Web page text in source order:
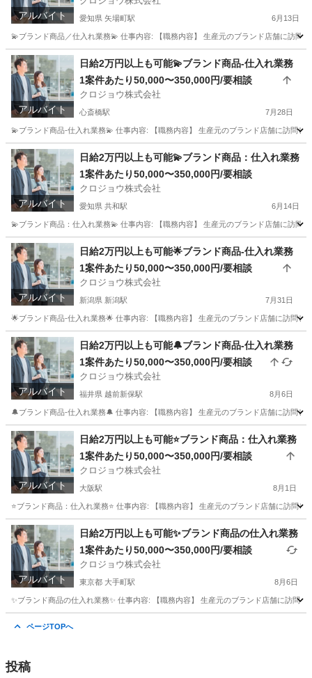
アルバイト 愛知県 矢場町駅 6月13日
💫ブランド商品／仕入れ業務💫 仕事内容: 【職務内容】 生産元のブランド店舗に訪
愛知 名古屋市 矢場町駅 その他 仕入れ
アルバイト
日給2万円以上も可能💫ブランド商品-仕入れ業務
1案件あたり50,000〜350,000円/要相談
クロジョウ株式会社
心斎橋駅 7月28日
💫ブランド商品-仕入れ業務💫 仕事内容: 【職務内容】 生産元のブランド店舗に訪問
大阪 大阪市 心斎橋駅 その他 仕入れ
アルバイト
日給2万円以上も可能💫ブランド商品：仕入れ業務
1案件あたり50,000〜350,000円/要相談
クロジョウ株式会社
愛知県 共和駅 6月14日
💫ブランド商品：仕入れ業務💫 仕事内容: 【職務内容】 生産元のブランド店舗に訪
愛知 大府市 共和駅 その他 仕入れ
アルバイト
日給2万円以上も可能🌟ブランド商品-仕入れ業務
1案件あたり50,000〜350,000円/要相談
クロジョウ株式会社
新潟県 新潟駅 7月31日
🌟ブランド商品-仕入れ業務🌟 仕事内容: 【職務内容】 生産元のブランド店舗に訪問
新潟 新潟市 新潟駅 その他 仕入れ
アルバイト
日給2万円以上も可能🔔ブランド商品-仕入れ業務
1案件あたり50,000〜350,000円/要相談
クロジョウ株式会社
福井県 越前新保駅 8月6日
🔔ブランド商品-仕入れ業務🔔 仕事内容: 【職務内容】 生産元のブランド店舗に訪問
福井 福井市 越前新保駅 その他 仕入れ
アルバイト
日給2万円以上も可能⭐️ブランド商品：仕入れ業務
1案件あたり50,000〜350,000円/要相談
クロジョウ株式会社
大阪駅 8月1日
⭐️ブランド商品：仕入れ業務⭐️ 仕事内容: 【職務内容】 生産元のブランド店舗に訪問
大阪 大阪市 大阪駅 その他 仕入れ
アルバイト
日給2万円以上も可能✨ブランド商品の仕入れ業務
1案件あたり50,000〜350,000円/要相談
クロジョウ株式会社
東京都 大手町駅 8月6日
✨ブランド商品の仕入れ業務✨ 仕事内容: 【職務内容】 生産元のブランド店舗に訪問
ページTOPへ
投稿